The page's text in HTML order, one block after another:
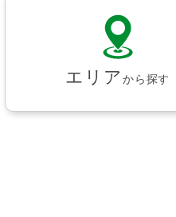
エリアから探す